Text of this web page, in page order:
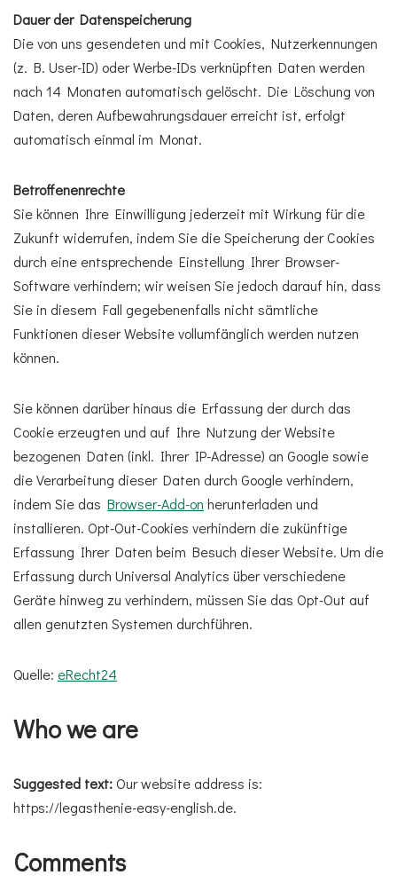
Dauer der Datenspeicherung
Die von uns gesendeten und mit Cookies, Nutzerkennungen
(z. B. User-ID) oder Werbe-IDs verknüpften Daten werden
nach 14 Monaten automatisch gelöscht. Die Löschung von
Daten, deren Aufbewahrungsdauer erreicht ist, erfolgt
automatisch einmal im Monat.
Betroffenenrechte
Sie können Ihre Einwilligung jederzeit mit Wirkung für die
Zukunft widerrufen, indem Sie die Speicherung der Cookies
durch eine entsprechende Einstellung Ihrer Browser-
Software verhindern; wir weisen Sie jedoch darauf hin, dass
Sie in diesem Fall gegebenenfalls nicht sämtliche
Funktionen dieser Website vollumfänglich werden nutzen
können.
Sie können darüber hinaus die Erfassung der durch das
Cookie erzeugten und auf Ihre Nutzung der Website
bezogenen Daten (inkl. Ihrer IP-Adresse) an Google sowie
die Verarbeitung dieser Daten durch Google verhindern,
indem Sie das Browser-Add-on herunterladen und
installieren. Opt-Out-Cookies verhindern die zukünftige
Erfassung Ihrer Daten beim Besuch dieser Website. Um die
Erfassung durch Universal Analytics über verschiedene
Geräte hinweg zu verhindern, müssen Sie das Opt-Out auf
allen genutzten Systemen durchführen.
Quelle: eRecht24
Who we are
Suggested text:Our website address is:
https://legasthenie-easy-english.de.
Comments